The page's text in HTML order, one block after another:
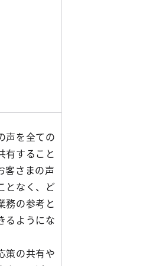
声を全ての
有すること
客さまの声
となく、ど
務の参考と
るようにな
の共有や